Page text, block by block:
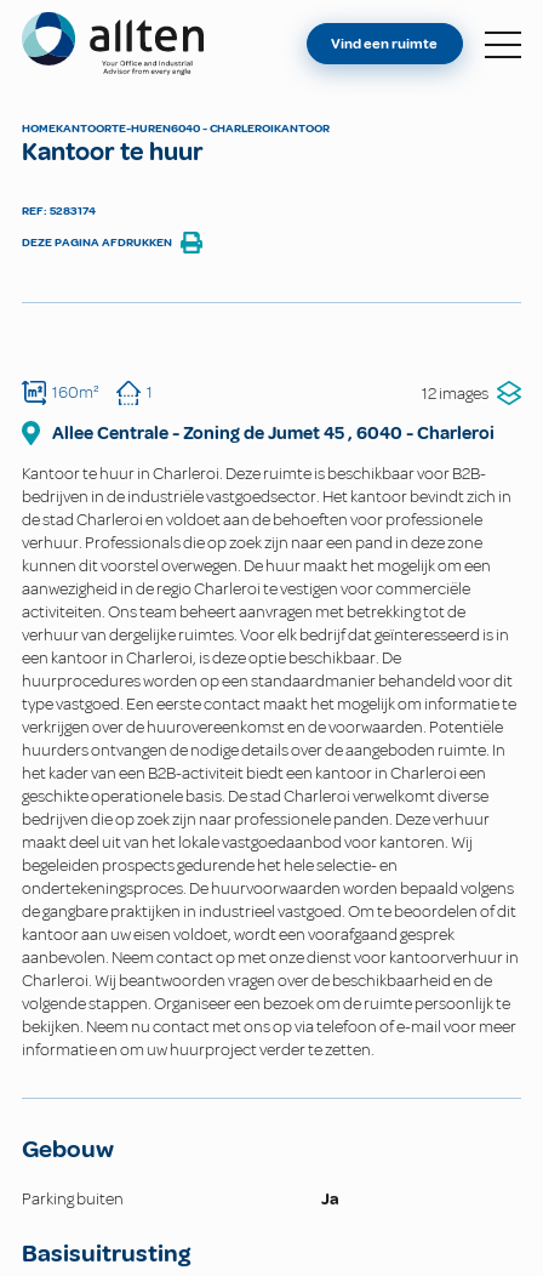
Allten
VIND EEN RUIMTE
Vind een ruimte
HOMEKANTOORTE-HUREN6040 - CHARLEROIKANTOOR
Kantoor te huur
REF: 5283174
DEZE PAGINA AFDRUKKEN
160m² 1 12 images
Allee Centrale - Zoning de Jumet45, 6040 -Charleroi
Kantoor te huur in Charleroi. Deze ruimte is beschikbaar voor B2B-
bedrijven in de industriële vastgoedsector. Het kantoor bevindt zich in
de stad Charleroi en voldoet aan de behoeften voor professionele
verhuur. Professionals die op zoek zijn naar een pand in deze zone
kunnen dit voorstel overwegen. De huur maakt het mogelijk om een
aanwezigheid in de regio Charleroi te vestigen voor commerciële
activiteiten. Ons team beheert aanvragen met betrekking tot de
verhuur van dergelijke ruimtes. Voor elk bedrijf dat geïnteresseerd is in
een kantoor in Charleroi, is deze optie beschikbaar. De
huurprocedures worden op een standaardmanier behandeld voor dit
type vastgoed. Een eerste contact maakt het mogelijk om informatie te
verkrijgen over de huurovereenkomst en de voorwaarden. Potentiële
huurders ontvangen de nodige details over de aangeboden ruimte. In
het kader van een B2B-activiteit biedt een kantoor in Charleroi een
geschikte operationele basis. De stad Charleroi verwelkomt diverse
bedrijven die op zoek zijn naar professionele panden. Deze verhuur
maakt deel uit van het lokale vastgoedaanbod voor kantoren. Wij
begeleiden prospects gedurende het hele selectie- en
ondertekeningsproces. De huurvoorwaarden worden bepaald volgens
de gangbare praktijken in industrieel vastgoed. Om te beoordelen of dit
kantoor aan uw eisen voldoet, wordt een voorafgaand gesprek
aanbevolen. Neem contact op met onze dienst voor kantoorverhuur in
Charleroi. Wij beantwoorden vragen over de beschikbaarheid en de
volgende stappen. Organiseer een bezoek om de ruimte persoonlijk te
bekijken. Neem nu contact met ons op via telefoon of e-mail voor meer
informatie en om uw huurproject verder te zetten.
Gebouw
Parking buiten Ja
Basisuitrusting